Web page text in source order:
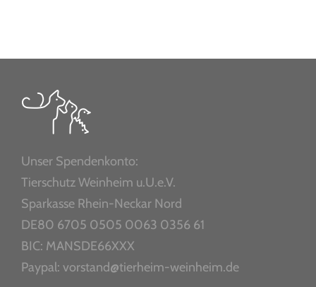
Unser Spendenkonto:
Tierschutz Weinheim u.U.e.V.
Sparkasse Rhein-Neckar Nord
DE80 6705 0505 0063 0356 61
BIC: MANSDE66XXX
Paypal: vorstand@tierheim-weinheim.de